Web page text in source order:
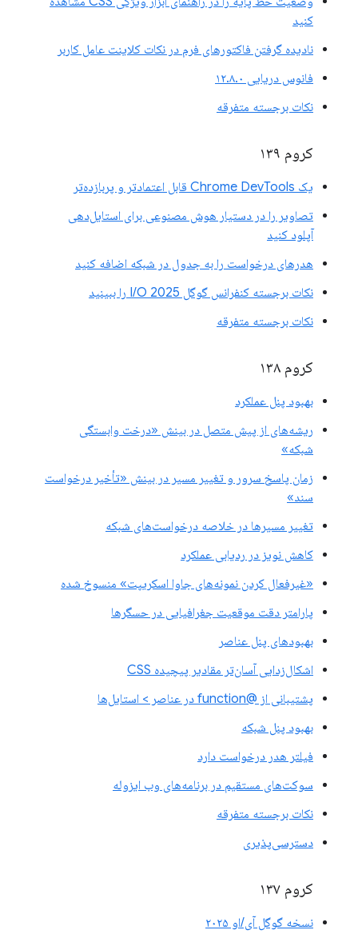
کنید
نادیده گرفتن فاکتورهای فرم در نکات کلاینت عامل کاربر
فانوس دریایی ۱۲.۸.۰
نکات برجسته متفرقه
کروم ۱۳۹
یک Chrome DevTools قابل اعتمادتر و پربازده‌تر
تصاویر را در دستیار هوش مصنوعی برای استایل‌دهی
آپلود کنید
هدرهای درخواست را به جدول در شبکه اضافه کنید
نکات برجسته کنفرانس گوگل I/O 2025 را ببینید
نکات برجسته متفرقه
کروم ۱۳۸
بهبود پنل عملکرد
ریشه‌های از پیش متصل در بینش «درخت وابستگی
شبکه»
زمان پاسخ سرور و تغییر مسیر در بینش «تأخیر درخواست
سند»
تغییر مسیرها در خلاصه درخواست‌های شبکه
کاهش نویز در ردیابی عملکرد
«غیرفعال کردن نمونه‌های جاوا اسکریپت» منسوخ شده
پارامتر دقت موقعیت جغرافیایی در حسگرها
بهبودهای پنل عناصر
اشکال‌زدایی آسان‌تر مقادیر پیچیده CSS
پشتیبانی از @function در عناصر > استایل‌ها
بهبود پنل شبکه
فیلتر هدر درخواست دارد
سوکت‌های مستقیم در برنامه‌های وب ایزوله
نکات برجسته متفرقه
دسترسی‌پذیری
کروم ۱۳۷
نسخه گوگل آی/او ۲۰۲۵